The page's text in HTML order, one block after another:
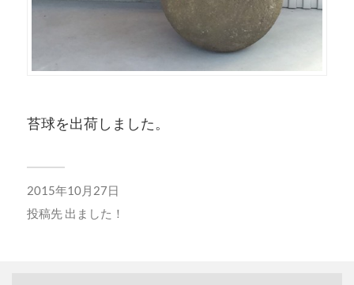
苔球を出荷しました。
2015年10月27日
投稿先 出ました！